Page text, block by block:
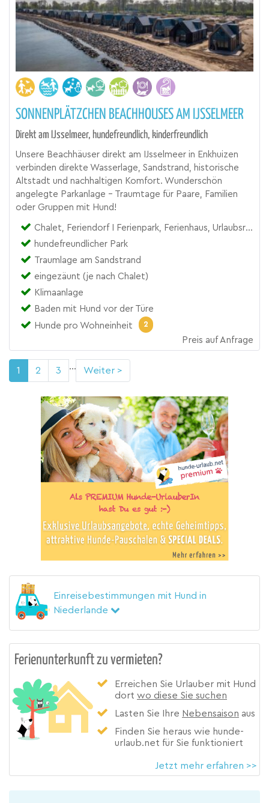
SONNENPLÄTZCHEN BEACHHOUSES AM IJSSELMEER
Direkt am IJsselmeer, hundefreundlich, kinderfreundlich
Unsere Beachhäuser direkt am IJsselmeer in Enkhuizen
verbinden direkte Wasserlage, Sandstrand, historische
Altstadt und nachhaltigen Komfort. Wunderschön
angelegte Parkanlage - Traumtage für Paare, Familien
oder Gruppen mit Hund!
Chalet, Feriendorf I Ferienpark, Ferienhaus, Urlaubsresort
hundefreundlicher Park
Traumlage am Sandstrand
eingezäunt (je nach Chalet)
Klimaanlage
Baden mit Hund vor der Türe
Hunde pro Wohneinheit
2
Preis auf Anfrage
1 2 3 ... Weiter >
Einreisebestimmungen mit Hund in
Niederlande
Ferienunterkunft zu vermieten?
Erreichen Sie Urlauber mit Hund
dort wo diese Sie suchen
Lasten Sie Ihre Nebensaison aus
Finden Sie heraus wie hunde-
urlaub.net für Sie funktioniert
Jetzt mehr erfahren >>